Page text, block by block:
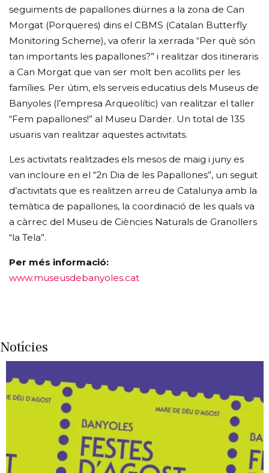
seguiments de papallones diürnes a la zona de Can
Morgat (Porqueres) dins el CBMS (Catalan Butterfly
Monitoring Scheme), va oferir la xerrada “Per què són
tan importants les papallones?” i realitzar dos itineraris
a Can Morgat que van ser molt ben acollits per les
famílies. Per útim, els serveis educatius dels Museus de
Banyoles (l’empresa Arqueolític) van realitzar el taller
“Fem papallones!” al Museu Darder. Un total de 135
usuaris van realitzar aquestes activitats.
Les activitats realitzades els mesos de maig i juny es
van incloure en el “2n Dia de les Papallones”, un seguit
d’activitats que es realitzen arreu de Catalunya amb la
temàtica de papallones, la coordinació de les quals va
a càrrec del Museu de Ciències Naturals de Granollers
“la Tela”.
Per més informació:
www.museusdebanyoles.cat
Notícies